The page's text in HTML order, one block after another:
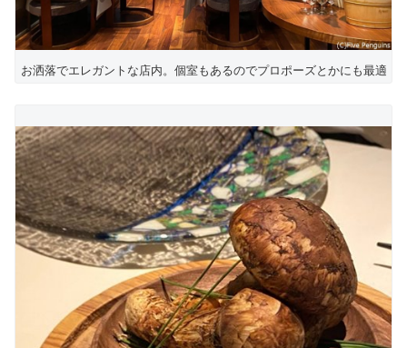
お洒落でエレガントな店内。個室もあるのでプロポーズとかにも最適